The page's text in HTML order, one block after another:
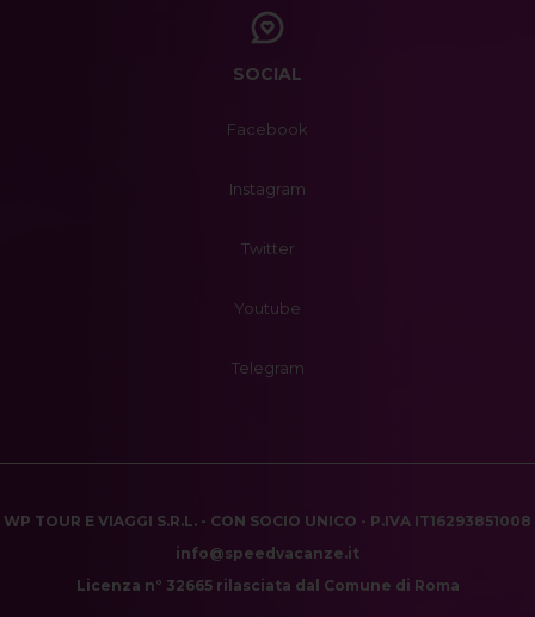
SOCIAL
Facebook
Instagram
Twitter
Youtube
Telegram
WP TOUR E VIAGGI S.R.L. - CON SOCIO UNICO - P.IVA IT16293851008
info@speedvacanze.it
Licenza n° 32665 rilasciata dal Comune di Roma